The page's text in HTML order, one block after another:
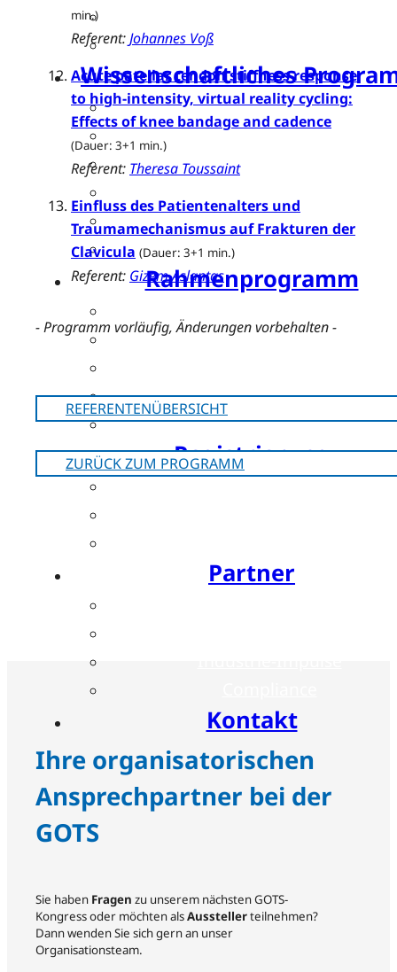
Anreise mit der DB (Rabatt)
Wissenschaftliches
Sessions und Workshops
Referentenübersicht
Ehrengäste
Young Investigator Award
Bis zu 15 CME-Punkte
Rahmenprogramm
Resident’s Evening by OPED
Charity Run by SPORLASTIC
Postday
Registrierung
Partner
Kontakt
min.)
Referent:Johannes Voß
Acute patellar tendon stiffness response
to high-intensity, virtual reality cycling:
Effects of knee bandage and cadence
(Dauer: 3+1 min.)
Referent: Theresa Toussaint
Einfluss des Patientenalters und
Traumamechanismus auf Frakturen der
Clavicula (Dauer: 3+1 min.)
Referent: Gizem Aslantas
- Programm vorläufig, Änderungen vorbehalten -
REFERENTENÜBERSICHT
ZURÜCK ZUM PROGRAMM
Ihre organisatorischen
Ansprechpartner bei der
GOTS
Sie haben Fragen zu unserem nächsten GOTS-
Kongress oder möchten alsAusstellerteilnehmen?
Dann wenden Sie sich gern an unser
Organisationsteam.